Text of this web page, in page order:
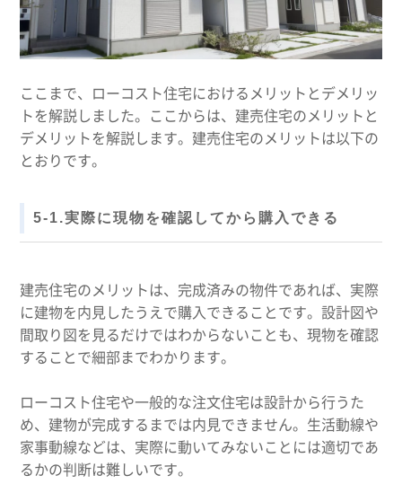
ここまで、ローコスト住宅におけるメリットとデメリッ
トを解説しました。ここからは、建売住宅のメリットと
デメリットを解説します。建売住宅のメリットは以下の
とおりです。
5-1.実際に現物を確認してから購入できる
建売住宅のメリットは、完成済みの物件であれば、実際
に建物を内見したうえで購入できることです。設計図や
間取り図を見るだけではわからないことも、現物を確認
することで細部までわかります。
ローコスト住宅や一般的な注文住宅は設計から行うた
め、建物が完成するまでは内見できません。生活動線や
家事動線などは、実際に動いてみないことには適切であ
るかの判断は難しいです。